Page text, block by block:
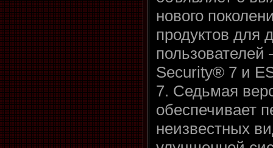
нового
продуктов для
Security® 7 и
7. Седьмая
обеспечивает
неизвестных